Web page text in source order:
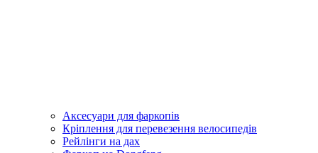
Аксесуари для фаркопів
Кріплення для перевезення велосипедів
Рейлінги на дах